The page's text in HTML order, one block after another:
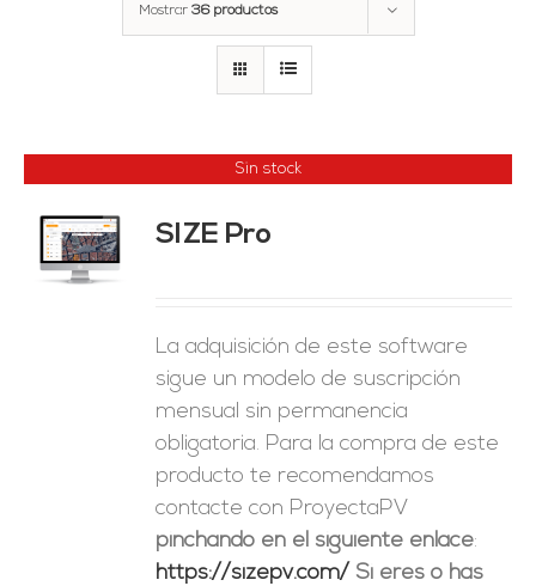
Mostrar 36 productos
Sin stock
SIZE Pro
La adquisición de este software
sigue un modelo de suscripción
mensual sin permanencia
obligatoria. Para la compra de este
producto te recomendamos
contacte con ProyectaPV
pinchando en el siguiente enlace:
https://sizepv.com/ Si eres o has